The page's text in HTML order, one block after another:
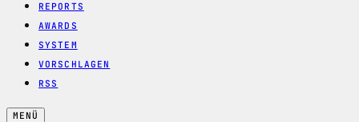
REPORTS
AWARDS
SYSTEM
VORSCHLAGEN
RSS
MENÜ